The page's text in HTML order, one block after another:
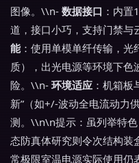
图像。\\n- 数据接口 ：内
道，接口小巧，支持门禁
能：使用单模单纤传输，光
质），出光电源等环境下
险。\\n- 环境适应 ：机箱
新”（如+/-波动全电流动力
测。\\n\n提示：虽列举特
态防真体研究则令次结构装
常极限室温电源实际使用